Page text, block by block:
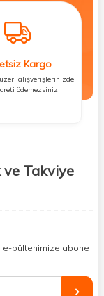
Kargo
alışverişlerinizde
ödemezsiniz.
ve Takviye
gerek yok;
ve kapınıza kadar
tamamlayabilir,
e-bültenimize abone